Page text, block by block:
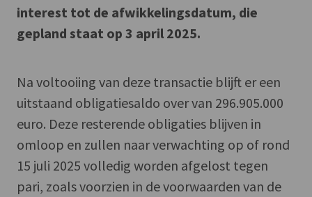
interest tot de afwikkelingsdatum, die
gepland staat op 3 april 2025.
Na voltooiing van deze transactie blijft er een
uitstaand obligatiesaldo over van 296.905.000
euro. Deze resterende obligaties blijven in
omloop en zullen naar verwachting op of rond
15 juli 2025 volledig worden afgelost tegen
pari, zoals voorzien in de voorwaarden van de